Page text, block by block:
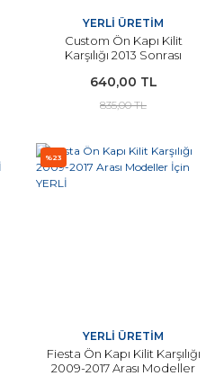
YERLİ ÜRETİM
Custom Ön Kapı Kilit
Karşılığı 2013 Sonrası
640,00 TL
835,00 TL
%23
YERLİ ÜRETİM
Fiesta Ön Kapı Kilit Karşılığı
2009-2017 Arası Modeller